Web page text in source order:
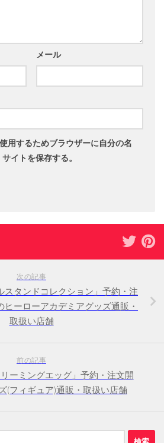
メール
用するためブラウザーに自分の名
イトを保存する。
次の記事
スタンドコレクション」予約・注
ーローアカデミアグッズ通販・
取扱い店舗
前の記事
ーミングエッグ」予約・注文開
(フィギュア)通販・取扱い店舗